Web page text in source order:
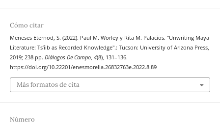
Cómo citar
Meneses Eternod, S. (2022). Paul M. Worley y Rita M. Palacios. "Unwriting Maya
Literature: Ts’íib as Recorded Knowledge".: Tucson: University of Arizona Press,
2019; 238 pp. Diálogos De Campo, 4(8), 131–136.
https://doi.org/10.22201/enesmorelia.26832763e.2022.8.89
Más formatos de cita
Número